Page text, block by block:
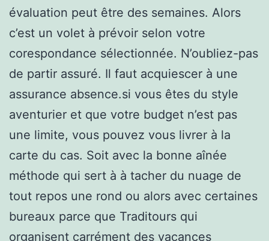
évaluation peut être des semaines. Alors
c’est un volet à prévoir selon votre
corespondance sélectionnée. N’oubliez-pas
de partir assuré. Il faut acquiescer à une
assurance absence.si vous êtes du style
aventurier et que votre budget n’est pas
une limite, vous pouvez vous livrer à la
carte du cas. Soit avec la bonne aînée
méthode qui sert à à tacher du nuage de
tout repos une rond ou alors avec certaines
bureaux parce que Traditours qui
organisent carrément des vacances